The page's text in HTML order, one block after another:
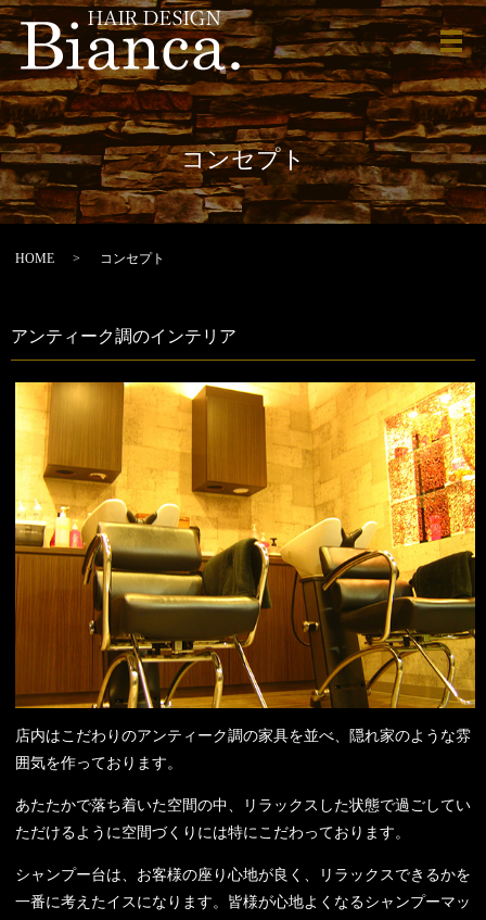
メ
コンセプト
HOME コンセプト
アンティーク調のインテリア
店内はこだわりのアンティーク調の家具を並べ、隠れ家のような雰
囲気を作っております。
あたたかで落ち着いた空間の中、リラックスした状態で過ごしてい
ただけるように空間づくりには特にこだわっております。
シャンプー台は、お客様の座り心地が良く、リラックスできるかを
一番に考えたイスになります。 皆様が心地よくなるシャンプーマッ